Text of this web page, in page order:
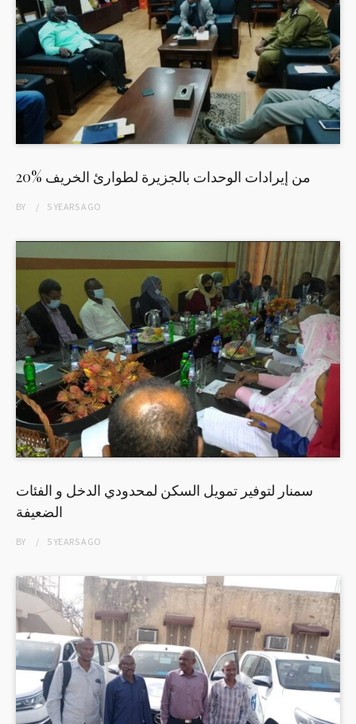
20% من إيرادات الوحدات بالجزيرة لطوارئ الخريف
BY 5 YEARSAGO
سمنار لتوفير تمويل السكن لمحدودي الدخل و الفئات
الضعيفة
BY 5 YEARSAGO